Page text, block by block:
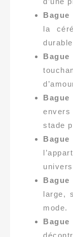
Bague
la
stade
Bague
large,
mode.
Bague